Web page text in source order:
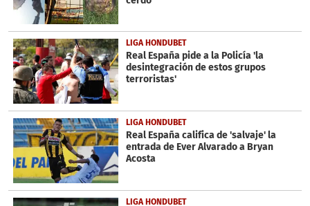
LIGA HONDUBET
Real España pide a la Policía 'la
desintegración de estos grupos
terroristas'
LIGA HONDUBET
Real España califica de 'salvaje' la
entrada de Ever Alvarado a Bryan
Acosta
LIGA HONDUBET